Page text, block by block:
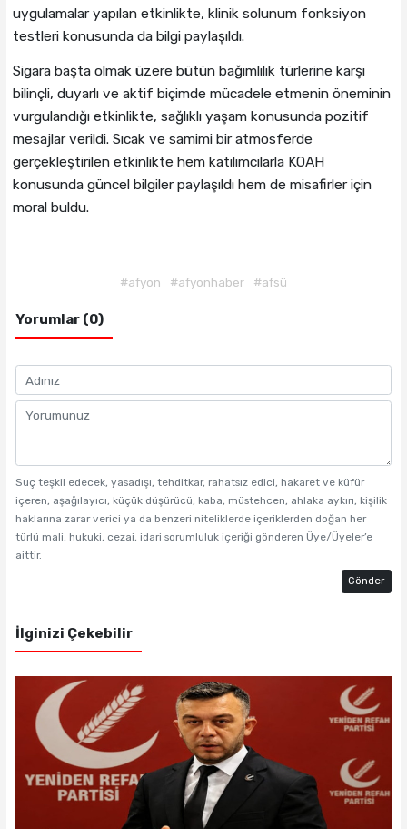
uygulamalar yapılan etkinlikte, klinik solunum fonksiyon
testleri konusunda da bilgi paylaşıldı.
Sigara başta olmak üzere bütün bağımlılık türlerine karşı
bilinçli, duyarlı ve aktif biçimde mücadele etmenin öneminin
vurgulandığı etkinlikte, sağlıklı yaşam konusunda pozitif
mesajlar verildi. Sıcak ve samimi bir atmosferde
gerçekleştirilen etkinlikte hem katılımcılarla KOAH
konusunda güncel bilgiler paylaşıldı hem de misafirler için
moral buldu.
#afyon #afyonhaber #afsü
Yorumlar (0)
Suç teşkil edecek, yasadışı, tehditkar, rahatsız edici, hakaret ve küfür
içeren, aşağılayıcı, küçük düşürücü, kaba, müstehcen, ahlaka aykırı, kişilik
haklarına zarar verici ya da benzeri niteliklerde içeriklerden doğan her
türlü mali, hukuki, cezai, idari sorumluluk içeriği gönderen Üye/Üyeler’e
aittir.
Gönder
İlginizi Çekebilir